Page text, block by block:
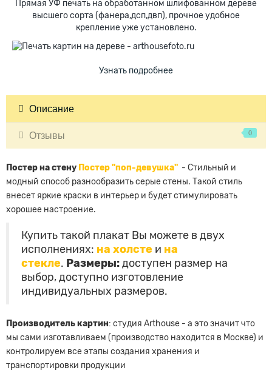
Прямая УФ печать на обработанном шлифованном дереве
высшего сорта (фанера,дсп,двп), прочное удобное
крепление уже установлено.
Узнать подробнее
Описание
Отзывы 0
Постер на стену Постер "поп-девушка" - Стильный и
модный способ разнообразить серые стены. Такой стиль
внесет яркие краски в интерьер и будет стимулировать
хорошее настроение.
Купить такой плакат Вы можете в двух
исполнениях: на холсте и на
стекле. Размеры: доступен размер на
выбор, доступно изготовление
индивидуальных размеров.
Производитель картин: студия Arthouse - а это значит что
мы сами изготавливаем (производство находится в Москве) и
контролируем все этапы создания хранения и
транспортировки продукции